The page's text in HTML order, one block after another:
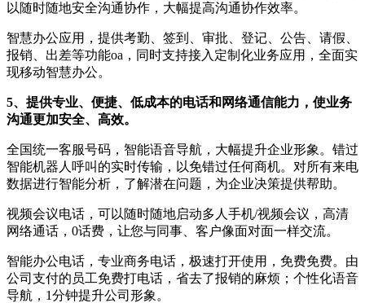
以随时随地安全沟通协作，大幅提高沟通协作效率。
智慧办公应用，提供考勤、签到、审批、登记、公告、请假、
报销、出差等功能oa，同时支持接入定制化业务应用，全面实
现移动智慧办公。
5、提供专业、便捷、低成本的电话和网络通信能力，使业务
沟通更加安全、高效。
全国统一客服号码，智能语音导航，大幅提升企业形象。错过
智能机器人呼叫的实时传输，以免错过任何商机。对所有来电
数据进行智能分析，了解潜在问题，为企业决策提供帮助。
视频会议电话，可以随时随地启动多人手机/视频会议，高清
网络通话，0话费，让您与同事、客户像面对面一样交流。
智能办公电话，专业商务电话，极速打开使用，免费免费。由
公司支付的员工免费打电话，省去了报销的麻烦；个性化语音
导航，1分钟提升公司形象。